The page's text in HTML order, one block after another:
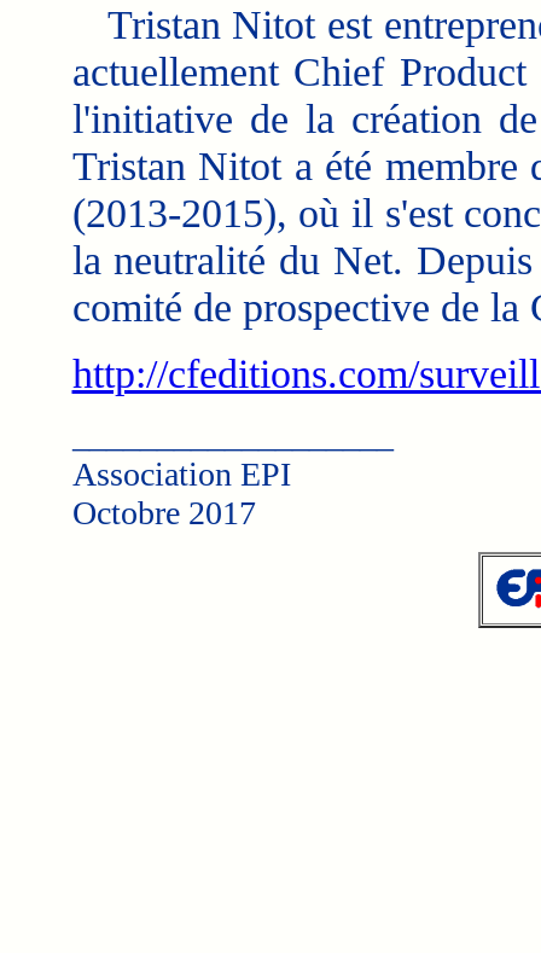
Tristan Nitot est
actuellement Chief
l'initiative de la création
Tristan Nitot a été
(2013-2015), où il s'est
la neutralité du Net.
comité de prospective de
http://cfeditions.com/
Association EPI
Octobre 2017